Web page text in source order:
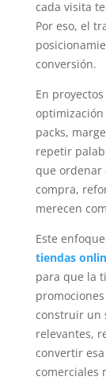
cada visita
Por eso, el
conversión.
En
packs,
repetir
que ordenar
compra,
merecen
Este
tiendas
para que la
construir un
relevantes,
convertir
comerciales